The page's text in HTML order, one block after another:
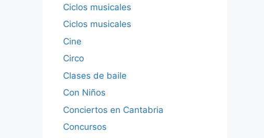
Ciclos musicales
Ciclos musicales
Cine
Circo
Clases de baile
Con Niños
Conciertos en Cantabria
Concursos